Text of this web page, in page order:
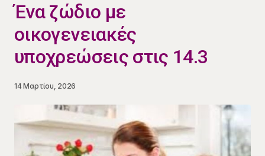
Ένα ζώδιο με
οικογενειακές
υποχρεώσεις στις 14.3
14 Μαρτίου, 2026